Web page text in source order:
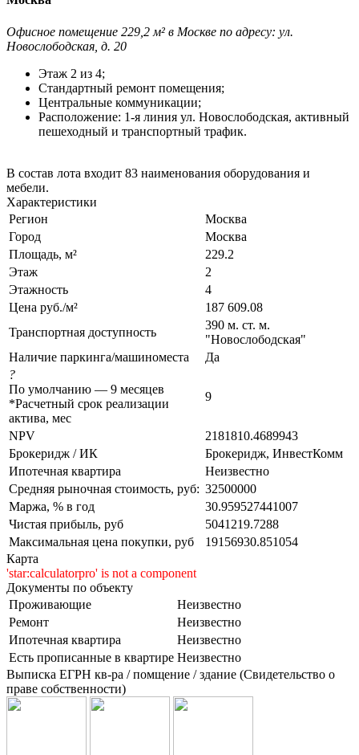
Офисное помещение 229,2 м² в Москве по адресу: ул.
Новослободская, д. 20
Этаж 2 из 4;
Стандартный ремонт помещения;
Центральные коммуникации;
Расположение: 1-я линия ул. Новослободская, активный
пешеходный и транспортный трафик.
В состав лота входит 83 наименования оборудования и
мебели.
Характеристики
Регион
Москва
Город
Москва
Площадь, м²
229.2
Этаж
2
Этажность
4
Цена руб./м²
187 609.08
Транспортная доступность
390 м. ст. м.
"Новослободская"
Наличие паркинга/машиноместа
Да
?
По умолчанию — 9 месяцев
*Расчетный срок реализации
актива, мес
9
NPV
2181810.4689943
Брокеридж / ИК
Брокеридж, ИнвестКомм
Ипотечная квартира
Неизвестно
Средняя рыночная стоимость, руб: 32500000
Маржа, % в год
30.959527441007
Чистая прибыль, руб
5041219.7288
Максимальная цена покупки, руб
19156930.851054
Карта
'star:calculatorpro' is not a component
Документы по объекту
Проживающие
Неизвестно
Ремонт
Неизвестно
Ипотечная квартира
Неизвестно
Есть прописанные в квартире Неизвестно
Выписка ЕГРН кв-ра / помщение / здание (Свидетельство о
праве собственности)